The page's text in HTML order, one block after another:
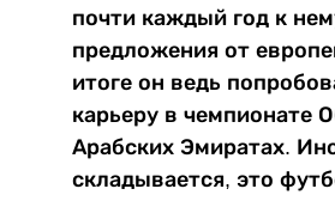
почти каждый год к
предложения от
итоге он ведь
карьеру в чемпионате
Арабских Эмиратах.
складывается, это